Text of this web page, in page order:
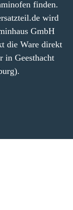
30 mm)
x 621 x
mm)
(260 x
finden.
wird
GmbH
die Ware direkt
in Geesthacht